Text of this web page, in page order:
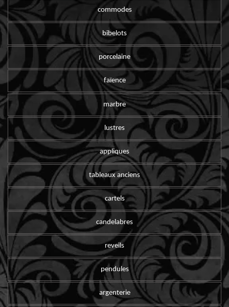
commodes
bibelots
porcelaine
faïence
marbre
lustres
appliques
tableaux anciens
cartels
candelabres
reveils
pendules
argenterie